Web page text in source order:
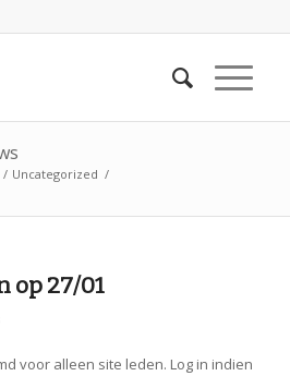
/ Uncategorized /
op 27/01
voor alleen site leden. Log in indien